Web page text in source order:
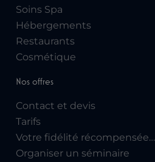
Soins Spa
Hébergements
Restaurants
Cosmétique
Nos offres
Contact et devis
Tarifs
Votre fidélité récompensée…
Organiser un séminaire